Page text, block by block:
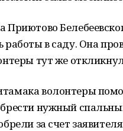
работы в саду. Она
тут же
волонтеры
нужный
за счет